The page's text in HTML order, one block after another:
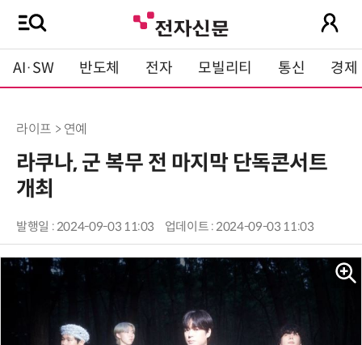
AI·SW 반도체 전자 모빌리티 통신 경제
라이프 > 연예
라쿠나, 군 복무 전 마지막 단독콘서트
개최
발행일 : 2024-09-03 11:03 업데이트 : 2024-09-03 11:03